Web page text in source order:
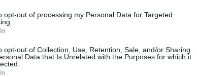
opt-out of processing my Personal Data for Targeted
opt-out of Collection, Use, Retention, Sale, and/or Sharing
Data that Is Unrelated with the Purposes for which it
Πριν 3 ημέρες
Αδειάζουν τα νησιά – Το δημογραφικό στο